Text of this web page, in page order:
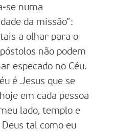
se numa
da missão”:
a olhar para o
não podem
especado no Céu.
é Jesus que se
em cada pessoa
lado, templo e
tal como eu